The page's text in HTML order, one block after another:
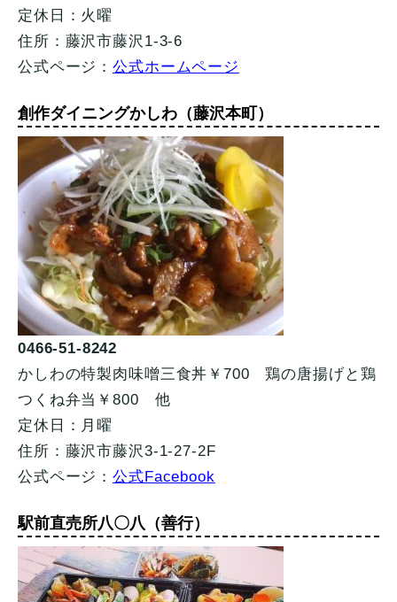
定休日：火曜
住所：藤沢市藤沢1-3-6
公式ページ：公式ホームページ
創作ダイニングかしわ（藤沢本町）
0466-51-8242
かしわの特製肉味噌三食丼￥700 鶏の唐揚げと鶏
つくね弁当￥800 他
定休日：月曜
住所：藤沢市藤沢3-1-27-2F
公式ページ：公式Facebook
駅前直売所八〇八（善行）